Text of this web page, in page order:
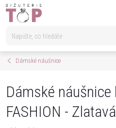
Přejít
Dámské náušnice
Dámské náušnice
FASHION - Zlatavá